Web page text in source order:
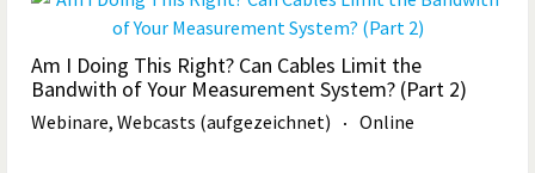
Am I Doing This Right? Can Cables Limit the
Bandwith of Your Measurement System? (Part 2)
Webinare, Webcasts (aufgezeichnet) Online